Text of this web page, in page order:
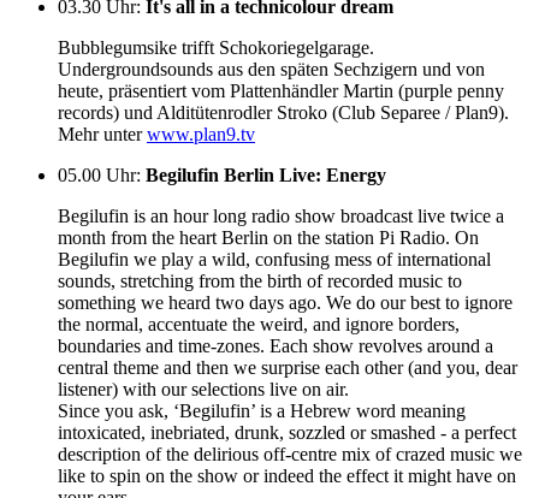
03.30 Uhr: It's all in a technicolour dream
Bubblegumsike trifft Schokoriegelgarage.
Undergroundsounds aus den späten Sechzigern und von
heute, präsentiert vom Plattenhändler Martin (purple penny
records) und Alditütenrodler Stroko (Club Separee / Plan9).
Mehr unterwww.plan9.tv
05.00 Uhr: Begilufin Berlin Live: Energy
Begilufin is an hour long radio show broadcast live twice a
month from the heart Berlin on the station Pi Radio. On
Begilufin we play a wild, confusing mess of international
sounds, stretching from the birth of recorded music to
something we heard two days ago. We do our best to ignore
the normal, accentuate the weird, and ignore borders,
boundaries and time-zones. Each show revolves around a
central theme and then we surprise each other (and you, dear
listener) with our selections live on air.
Since you ask, ‘Begilufin’ is a Hebrew word meaning
intoxicated, inebriated, drunk, sozzled or smashed - a perfect
description of the delirious off-centre mix of crazed music we
like to spin on the show or indeed the effect it might have on